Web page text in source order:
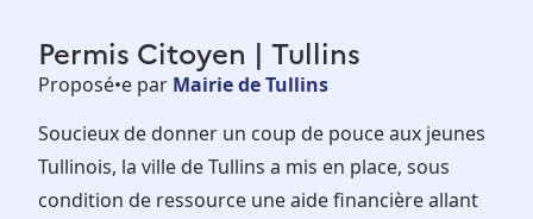
Permis Citoyen | Tullins
Proposé•e par Mairie de Tullins
Soucieux de donner un coup de pouce aux jeunes
Tullinois, la ville de Tullins a mis en place, sous
condition de ressource une aide financière allant